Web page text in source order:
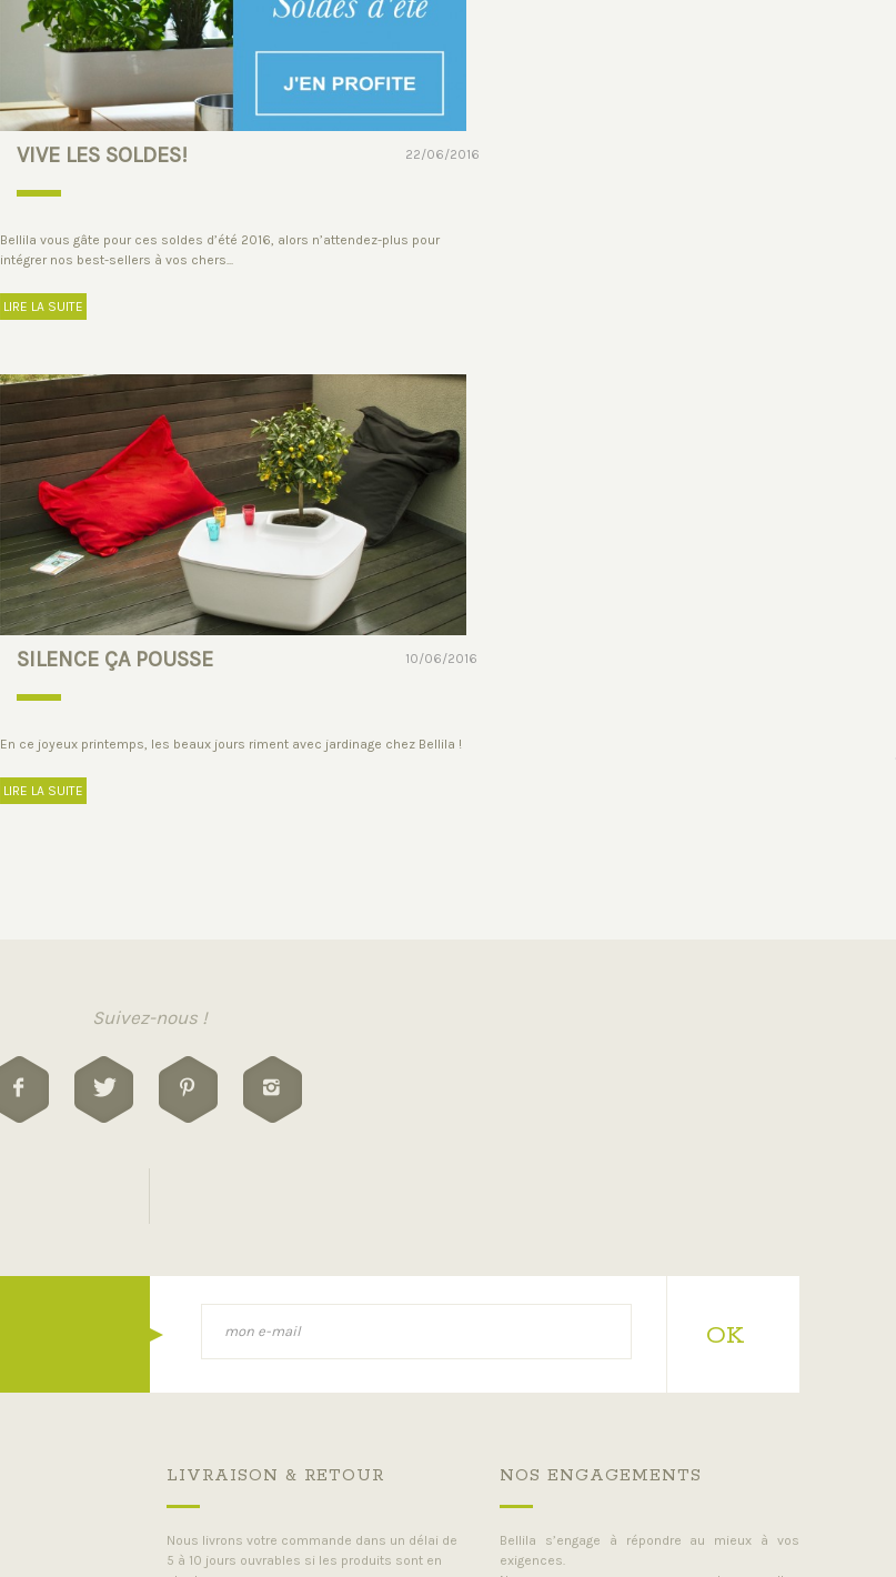
VIVE LES SOLDES! 22/06/2016
Bellila vous gâte pour ces soldes d’été 2016, alors n’attendez-plus pour
intégrer nos best-sellers à vos chers...
LIRE LA SUITE
SILENCE ÇA POUSSE 10/06/2016
En ce joyeux printemps, les beaux jours riment avec jardinage chez Bellila !
LIRE LA SUITE
Suivez-nous !
OK
LIVRAISON & RETOUR
Nous livrons votre commande dans un délai de
5 à 10 jours ouvrables si les produits sont en
NOS ENGAGEMENTS
Bellila s’engage à répondre au mieux à vos
exigences.